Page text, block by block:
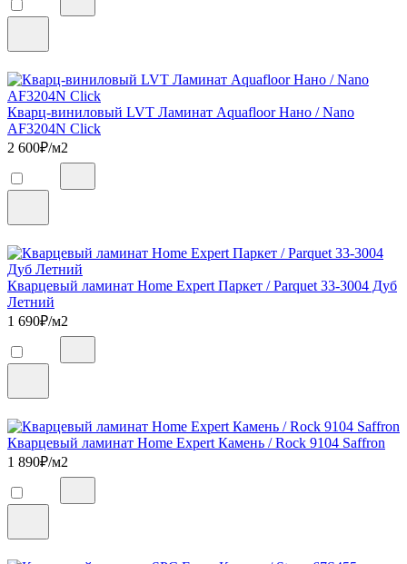
Кварц-виниловый LVT Ламинат Aquafloor Нано / Nano
AF3204N Click
2 600₽/м2
Кварцевый ламинат Home Expert Паркет / Parquet 33-3004 Дуб
Летний
1 690₽/м2
Кварцевый ламинат Home Expert Камень / Rock 9104 Saffron
1 890₽/м2